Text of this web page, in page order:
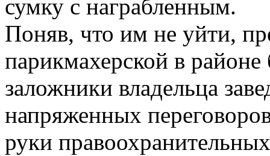
сумку с награбленным.
Поняв, что им не уйти,
парикмахерской в районе
заложники владельца
напряженных
руки